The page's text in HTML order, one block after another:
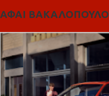
ΑΦΑΙ